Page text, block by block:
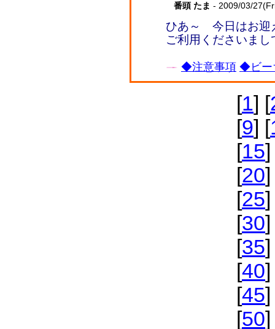
番頭 たま - 2009/03/
ひあ～ 今日はお迎
ご利用くださいま
◆注意事項 ◆ビー
[1] [
[9] [
[15]
[20]
[25]
[30]
[35]
[40]
[45]
[50]